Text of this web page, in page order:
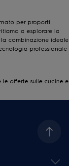
per proporti
a esplorare la
combinazione ideale
professionale
le offerte sulle cucine e